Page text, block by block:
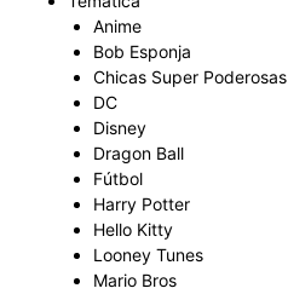
Anime
Bob Esponja
Chicas Super Poderosas
DC
Disney
Dragon Ball
Fútbol
Harry Potter
Hello Kitty
Looney Tunes
Mario Bros